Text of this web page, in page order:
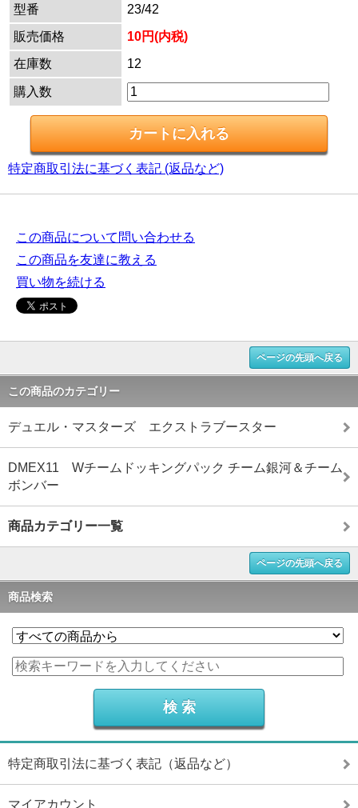
型番
23/42
販売価格
10円(内税)
在庫数
12
購入数
特定商取引法に基づく表記 (返品など)
この商品について問い合わせる
この商品を友達に教える
買い物を続ける
ページの先頭へ戻る
この商品のカテゴリー
デュエル・マスターズ エクストラブースター
DMEX11 Wチームドッキングパック チーム銀河＆チーム
ボンバー
商品カテゴリー一覧
ページの先頭へ戻る
商品検索
特定商取引法に基づく表記（返品など）
マイアカウント